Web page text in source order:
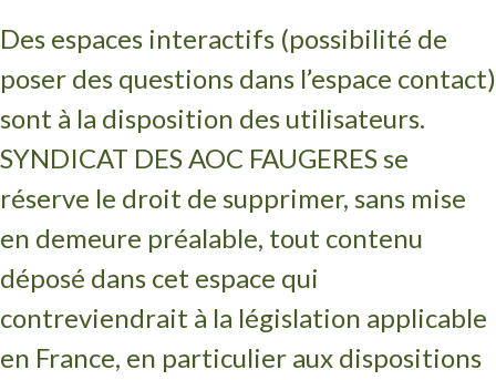
Des espaces interactifs (possibilité de
poser des questions dans l’espace contact)
sont à la disposition des utilisateurs.
SYNDICAT DES AOC FAUGERES se
réserve le droit de supprimer, sans mise
en demeure préalable, tout contenu
déposé dans cet espace qui
contreviendrait à la législation applicable
en France, en particulier aux dispositions